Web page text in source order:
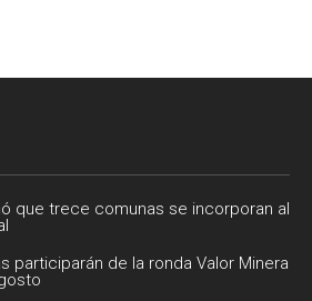
que trece comunas se incorporan al
participarán de la ronda Valor Minera